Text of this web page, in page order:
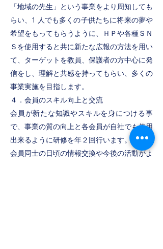
「地域の先⽣」という事業をより周知しても
らい、1 ⼈でも多くの⼦供たちに将来の夢や
希望をもってもらうように、ＨＰや各種ＳＮ
Ｓを使⽤すると共に新たな広報の⽅法を⽤い
て、ターゲットを教員、保護者の⽅中⼼に発
信をし、理解と共感を持ってもらい、多くの
事業実施を⽬指します。
４．会員のスキル向上と交流
会員が新たな知識やスキルを⾝につける事
で、事業の質の向上と各会員が⾃社でも使⽤
出来るように研修を年２回⾏います。また、
会員同⼠の⽇頃の情報交換や今後の活動がよ